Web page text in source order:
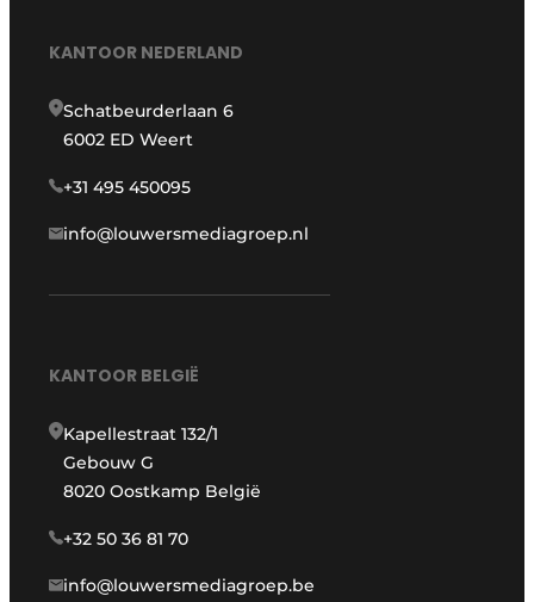
KANTOOR NEDERLAND
Schatbeurderlaan 6
6002 ED Weert
+31 495 450095
info@louwersmediagroep.nl
KANTOOR BELGIË
Kapellestraat 132/1
Gebouw G
8020 Oostkamp België
+32 50 36 81 70
info@louwersmediagroep.be